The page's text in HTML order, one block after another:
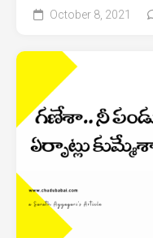
October 8, 2021